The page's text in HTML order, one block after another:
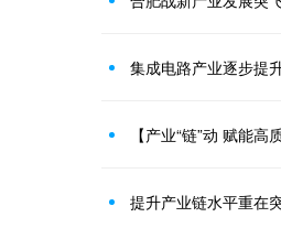
集成电路产业逐步提
【产业“链”动 赋能高
提升产业链水平重在